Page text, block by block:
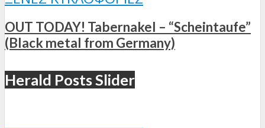
OUT TODAY! Tabernakel – “Scheintaufe”
(Black metal from Germany)
Herald Posts Slider